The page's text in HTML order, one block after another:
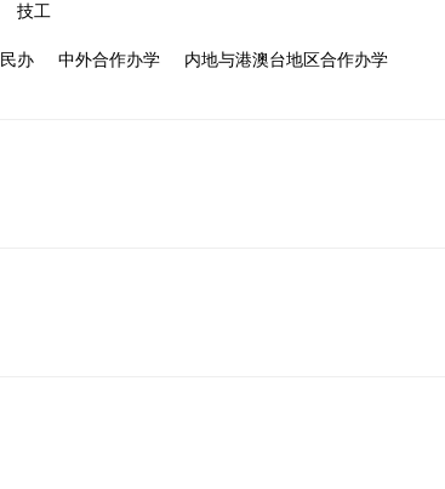
技工
民办 中外合作办学 内地与港澳台地区合作办学